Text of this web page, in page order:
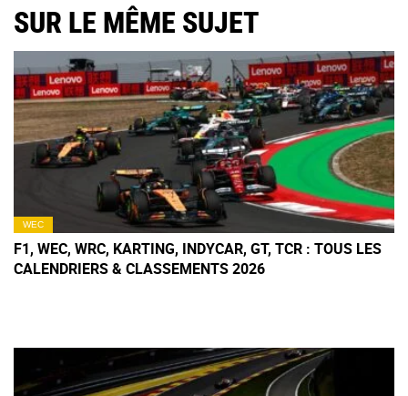
SUR LE MÊME SUJET
WEC
F1, WEC, WRC, KARTING, INDYCAR, GT, TCR : TOUS LES
CALENDRIERS & CLASSEMENTS 2026